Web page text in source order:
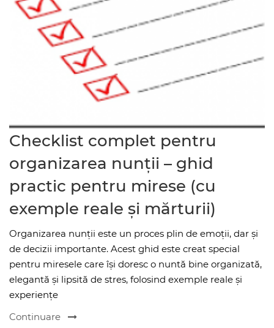
Checklist complet pentru
organizarea nunții – ghid
practic pentru mirese (cu
exemple reale și mărturii)
Organizarea nunții este un proces plin de emoții, dar și
de decizii importante. Acest ghid este creat special
pentru miresele care își doresc o nuntă bine organizată,
elegantă și lipsită de stres, folosind exemple reale și
experiențe
Continuare